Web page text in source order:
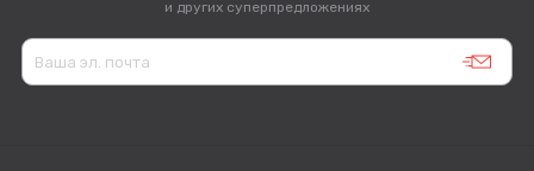
и других суперпредложениях